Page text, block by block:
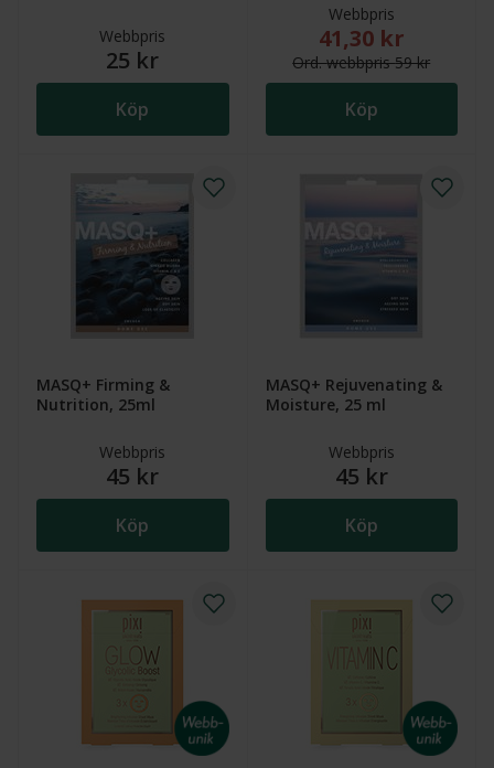
Webbpris
25 kr
Köp
Webbpris
Nytt reducerat
41,30 kr
Ord.webbpris59 kr
Köp
MASQ+ Firming &
Nutrition, 25ml
Webbpris
45 kr
Köp
MASQ+ Rejuvenating &
Moisture, 25 ml
Webbpris
45 kr
Köp